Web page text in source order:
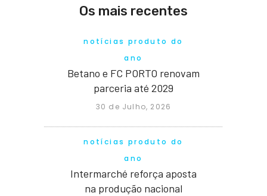
Os mais recentes
notícias produto do
ano
Betano e FC PORTO renovam
parceria até 2029
30 de Julho, 2026
notícias produto do
ano
Intermarché reforça aposta
na produção nacional